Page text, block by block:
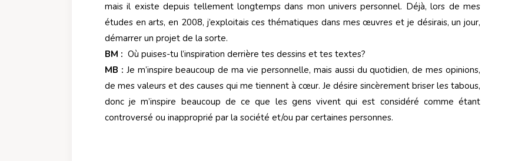
mais il existe depuis tellement longtemps dans mon univers personnel. Déjà, lors de mes
études en arts, en 2008, j’exploitais ces thématiques dans mes œuvres et je désirais, un jour,
démarrer un projet de la sorte.
BM : Où puises-tu l’inspiration derrière tes dessins et tes textes?
MB : Je m’inspire beaucoup de ma vie personnelle, mais aussi du quotidien, de mes opinions,
de mes valeurs et des causes qui me tiennent à cœur. Je désire sincèrement briser les tabous,
donc je m’inspire beaucoup de ce que les gens vivent qui est considéré comme étant
controversé ou inapproprié par la société et/ou par certaines personnes.